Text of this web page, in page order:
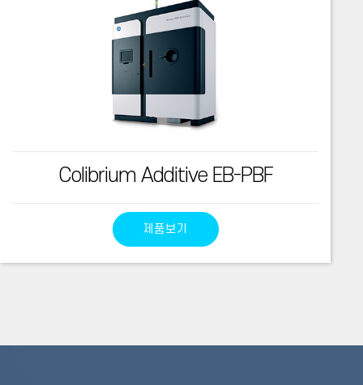
Colibrium Additive EB-PBF
제품보기